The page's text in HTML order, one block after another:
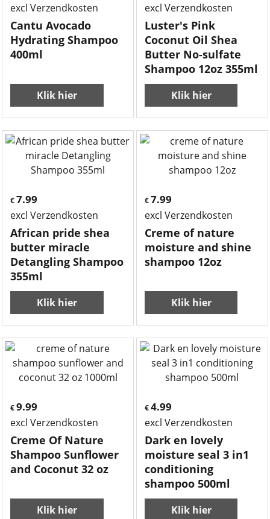
excl Verzendkosten
Cantu Avocado
Hydrating Shampoo
400ml
Klik hier
excl Verzendkosten
Luster's Pink
Coconut Oil Shea
Butter No-sulfate
Shampoo 12oz 355ml
Klik hier
€ 7.99
excl Verzendkosten
African pride shea
butter miracle
Detangling Shampoo
355ml
Klik hier
€7.99
excl Verzendkosten
Creme of nature
moisture and shine
shampoo 12oz
Klik hier
€ 9.99
excl Verzendkosten
Creme Of Nature
Shampoo Sunflower
and Coconut 32 oz
Klik hier
€4.99
excl Verzendkosten
Dark en lovely
moisture seal 3 in1
conditioning
shampoo 500ml
Klik hier